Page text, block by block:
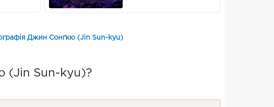
Джин Сонґкю (Jin Sun-kyu)
(Jin Sun-kyu)?